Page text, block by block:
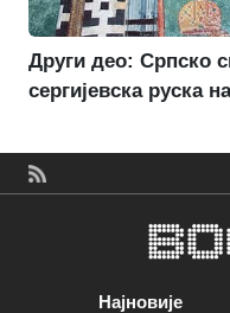
Други део: Српско
сергијевска руска
Најновије